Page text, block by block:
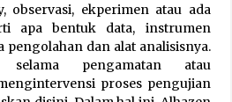
observasi, ekperimen atau ada
apa bentuk data, instrumen
pengolahan dan alat analisisnya.
selama pengamatan atau
proses pengujian